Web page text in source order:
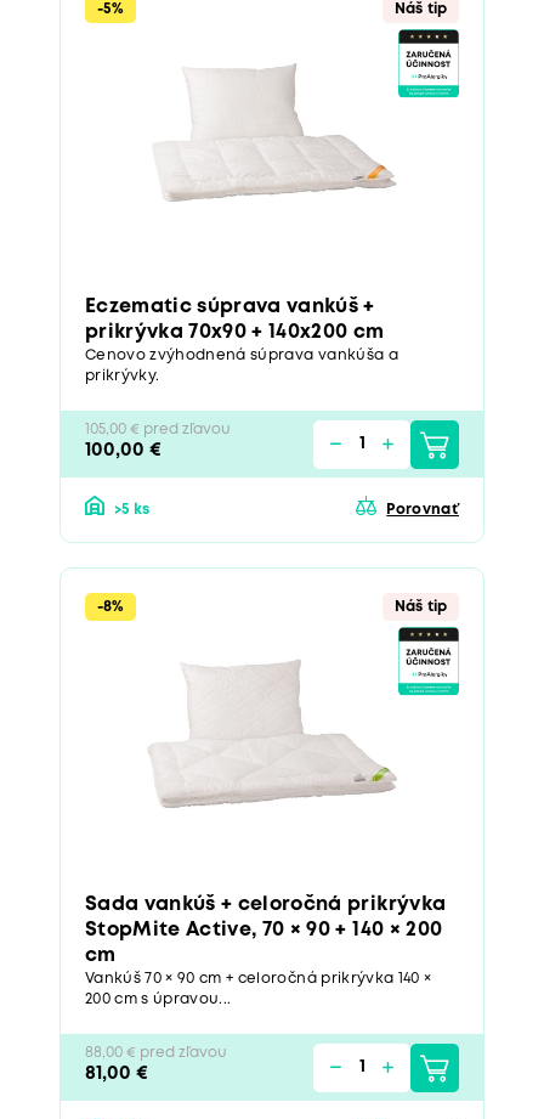
-5% Náš tip
Eczematic súprava vankúš +
prikrývka 70x90 + 140x200 cm
Cenovo zvýhodnená súprava vankúša a
prikrývky.
105,00 € pred zľavou
100,00 €
>5 ks Porovnať
-8% Náš tip
Sada vankúš + celoročná prikrývka
StopMite Active, 70 × 90 + 140 × 200
cm
Vankúš 70 × 90 cm + celoročná prikrývka 140 ×
200 cm s úpravou...
88,00 € pred zľavou
81,00 €